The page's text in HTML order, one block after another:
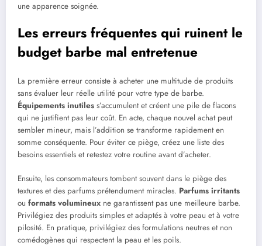
une apparence soignée.
Les erreurs fréquentes qui ruinent le
budget barbe mal entretenue
La première erreur consiste à acheter une multitude de produits
sans évaluer leur réelle utilité pour votre type de barbe.
Équipements inutiles s’accumulent et créent une pile de flacons
qui ne justifient pas leur coût. En acte, chaque nouvel achat peut
sembler mineur, mais l’addition se transforme rapidement en
somme conséquente. Pour éviter ce piège, créez une liste des
besoins essentiels et retestez votre routine avant d’acheter.
Ensuite, les consommateurs tombent souvent dans le piège des
textures et des parfums prétendument miracles. Parfums irritants
ou formats volumineux ne garantissent pas une meilleure barbe.
Privilégiez des produits simples et adaptés à votre peau et à votre
pilosité. En pratique, privilégiez des formulations neutres et non
comédogènes qui respectent la peau et les poils.